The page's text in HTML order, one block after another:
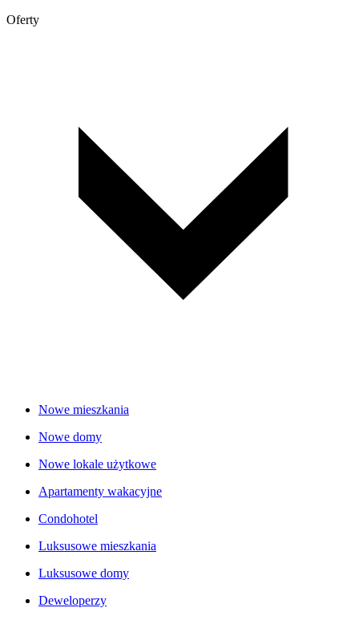
Oferty
Nowe mieszkania
Nowe domy
Nowe lokale użytkowe
Apartamenty wakacyjne
Condohotel
Luksusowe mieszkania
Luksusowe domy
Deweloperzy